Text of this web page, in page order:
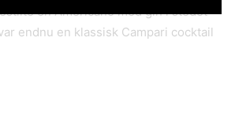
en Americano med gin i stedet
endnu en klassisk Campari cocktail